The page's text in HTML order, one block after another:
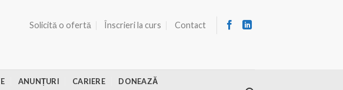
Solicită o ofertă Înscrieri la curs Contact
ANUNȚURI CARIERE DONEAZĂ